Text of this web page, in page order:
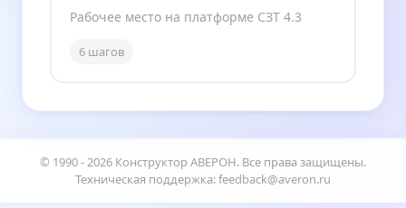
Рабочее место на платформе СЗТ 4.3
6 шагов
© 1990 -2026 Конструктор АВЕРОН. Все права защищены.
Техническая поддержка: feedback@averon.ru